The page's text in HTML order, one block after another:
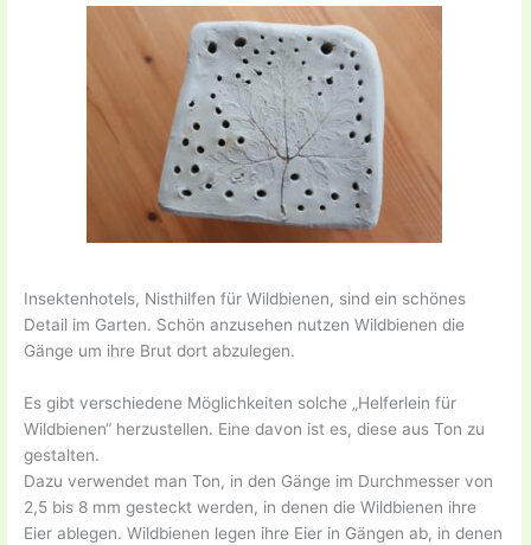
Insektenhotels, Nisthilfen für Wildbienen, sind ein schönes
Detail im Garten. Schön anzusehen nutzen Wildbienen die
Gänge um ihre Brut dort abzulegen.
Es gibt verschiedene Möglichkeiten solche „Helferlein für
Wildbienen“ herzustellen. Eine davon ist es, diese aus Ton zu
gestalten.
Dazu verwendet man Ton, in den Gänge im Durchmesser von
2,5 bis 8 mm gesteckt werden, in denen die Wildbienen ihre
Eier ablegen. Wildbienen legen ihre Eier in Gängen ab, in denen